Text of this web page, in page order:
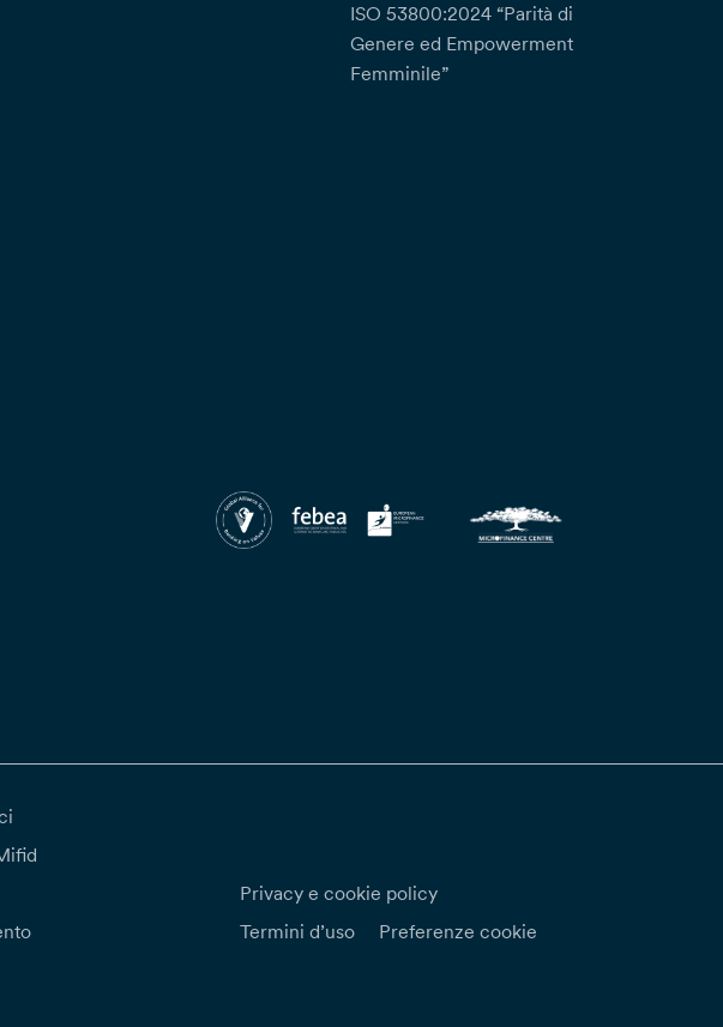
ISO 53800:2024 “Parità di
Genere ed Empowerment
Femminile”
Privacy e cookie policy
Termini d’uso
Preferenze cookie